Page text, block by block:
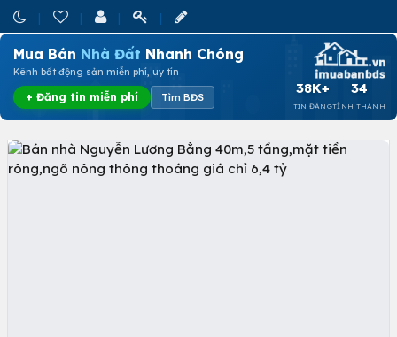
Mua Bán Nhà Đất Nhanh Chóng
Kênh bất động sản miễn phí, uy tín
+ Đăng tin miễn phí Tìm BĐS
38K+
TIN ĐĂNG
34
TỈNH THÀNH